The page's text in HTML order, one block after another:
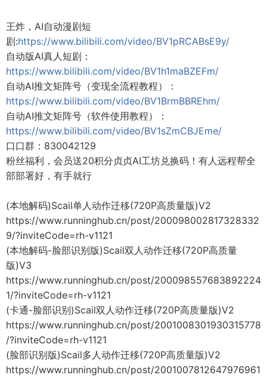
王炸，AI自动漫剧短
剧:https://www.bilibili.com/video/BV1pRCABsE9y/
自动版AI真人短剧：
https://www.bilibili.com/video/BV1h1maBZEFm/
自动AI推文矩阵号（变现全流程教程）：
https://www.bilibili.com/video/BV1BrmBBREhm/
自动AI推文矩阵号（软件使用教程）：
https://www.bilibili.com/video/BV1sZmCBJEme/
口口群：830042129
粉丝福利，会员送20积分贞贞AI工坊兑换码！有人远程帮全
部部署好，有手就行
(本地解码)Scail单人动作迁移(720P高质量版)V2
https://www.runninghub.cn/post/200098002817328332
9/?inviteCode=rh-v1121
(本地解码-脸部识别版)Scail双人动作迁移(720P高质量
版)V3
https://www.runninghub.cn/post/200098557683892224
1/?inviteCode=rh-v1121
(卡通-脸部识别)Scail双人动作迁移(720P高质量版)V2
https://www.runninghub.cn/post/2001008301930315778
/?inviteCode=rh-v1121
(脸部识别版)Scail多人动作迁移(720P高质量版)V2
https://www.runninghub.cn/post/2001007812647976961